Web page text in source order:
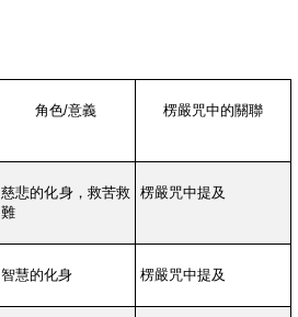
角色/意義 楞嚴咒中的關聯
慈悲的化身，救苦救
難
楞嚴咒中提及
智慧的化身 楞嚴咒中提及